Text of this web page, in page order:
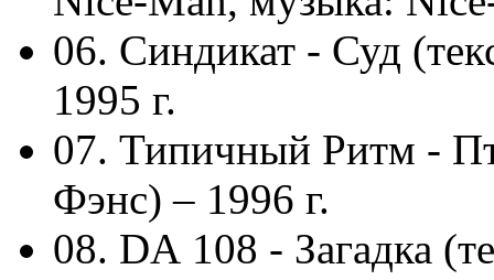
06. Синдикат - Суд
1995 г.
07. Типичный Ритм -
Фэнс) – 1996 г.
08. DА 108 - Загадка